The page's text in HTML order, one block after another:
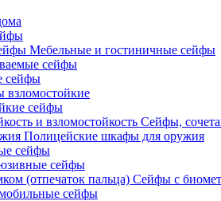
Мебельные и гостиничные сейфы
сейфы
сейфы
взломостойкие
сейфы
Сейфы,
Полицейские шкафы для оружия
сейфы
сейфы
Сейфы с
сейфы